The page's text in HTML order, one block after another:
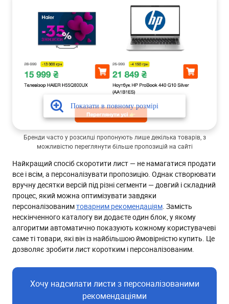
Бренди часто у розсилці пропонують лише декілька товарів, з
можливістю переглянути більше пропозицій на сайті
Найкращий спосіб скоротити лист — не намагатися продати
все і всім, а персоналізувати пропозицію. Однак створювати
вручну десятки версій під різні сегменти — довгий і складний
процес, який можна оптимізувати завдяки
персоналізованимтоварним рекомендаціям. Замість
нескінченного каталогу ви додаєте один блок, у якому
алгоритми автоматично показують кожному користувачеві
саме ті товари, які він із найбільшою ймовірністю купить. Це
дозволяє зробити лист коротким і персоналізованим.
Хочу надсилати листи з персоналізованими
рекомендаціями